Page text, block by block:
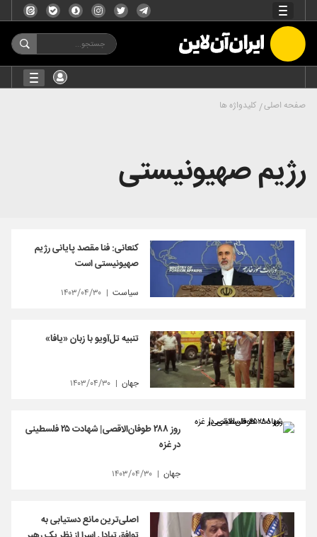
صفحه اصلی کلیدواژه ها
رژیم صهیونیستی
کنعانی: فنا مقصد پایانی رژیم
صهیونیستی است
سیاست ۱۴۰۳/۰۴/۳۰
تنبیه تل‌آویو با زبان «یافا»
جهان ۱۴۰۳/۰۴/۳۰
روز ۲۸۸ طوفان‌الاقصی| شهادت ۲۵ فلسطینی
در غزه
جهان ۱۴۰۳/۰۴/۳۰
اصلی‌ترین مانع دستیابی به